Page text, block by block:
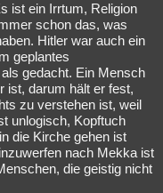
ist ein Irrtum, Religion
schon das, was
Hitler war auch ein
geplantes
gedacht. Ein Mensch
ist, darum hält er fest,
zu verstehen ist, weil
unlogisch, Kopftuch
die Kirche gehen ist
nach Mekka ist
die geistig nicht